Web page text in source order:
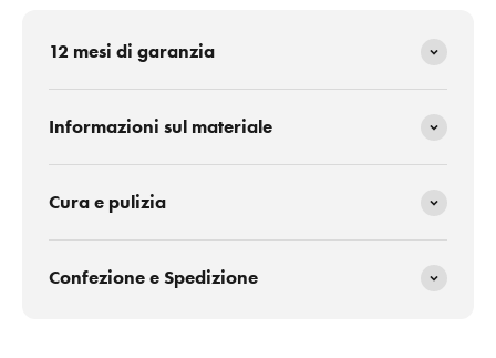
12 mesi di garanzia
Informazioni sul materiale
Cura e pulizia
Confezione e Spedizione